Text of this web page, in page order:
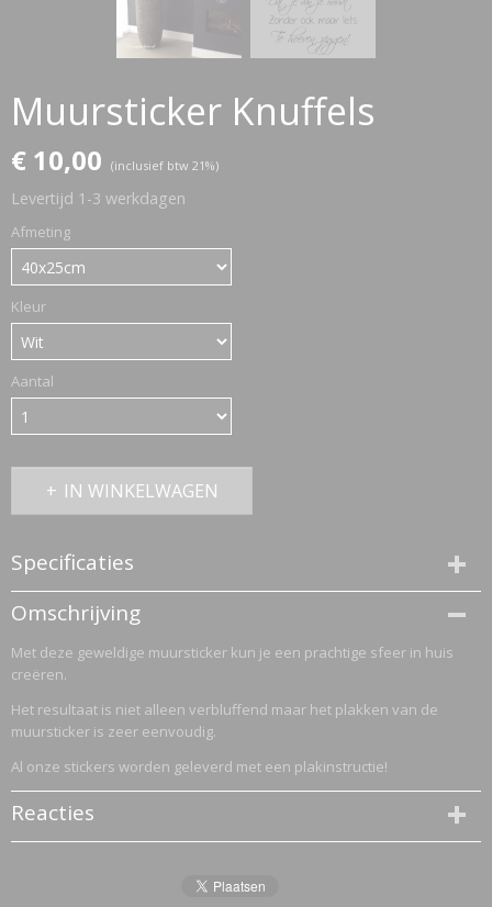
Muursticker Knuffels
€ 10,00 (inclusief btw 21%)
Levertijd 1-3 werkdagen
Afmeting
Kleur
Aantal
IN WINKELWAGEN
Specificaties
Productcode
950-197
Omschrijving
Met deze geweldige muursticker kun je een prachtige sfeer in huis
creëren.
Het resultaat is niet alleen verbluffend maar het plakken van de
muursticker is zeer eenvoudig.
Al onze stickers worden geleverd met een plakinstructie!
Reacties